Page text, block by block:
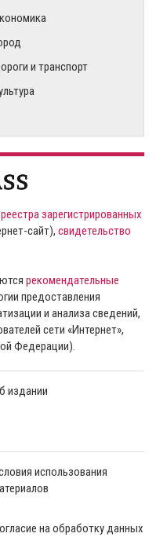
и транспорт
зарегистрированных
сайт), свидетельство
рекомендательные
предоставления
и анализа сведений,
сети «Интернет»,
Федерации).
издании
использования
на обработку данных